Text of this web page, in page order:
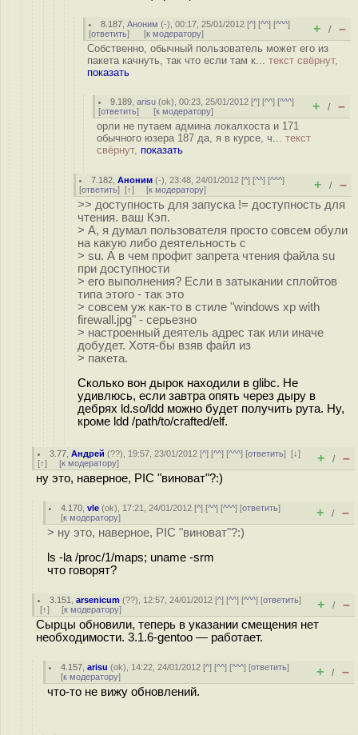
8.187 ,Аноним (-), 00:17, 25/01/2012 [^] [^^] [^^^]
[ответить] [к модератору] + / –
Собственно, обычный пользователь может его из
пакета качнуть, так что если там к... текст свёрнут,
показать
9.189 ,arisu (ok), 00:23, 25/01/2012 [^] [^^] [^^^]
[ответить] [к модератору] + / –
орли не путаем админа локалхоста и 171
обычного юзера 187 да, я в курсе, ч... текст
свёрнут, показать
7.182 ,Аноним (-), 23:48, 24/01/2012 [^] [^^] [^^^]
[ответить] [↑] [к модератору] + / –
>> доступность для запуска != доступность для
чтения. ваш Кэп.
> А, я думал пользователя просто совсем обули
на какую либо деятельность с
> su. А в чем профит запрета чтения файла su
при доступности
> его выполнения? Если в затыкании сплойтов
типа этого - так это
> совсем уж как-то в стиле "windows xp with
firewall.jpg" - серьезно
> настроенный деятель адрес так или иначе
добудет. Хотя-бы взяв файл из
> пакета.
Сколько вон дырок находили в glibc. Не
удивлюсь, если завтра опять через дыру в
дебрях ld.so/ldd можно будет получить рута. Ну,
кроме ldd /path/to/crafted/elf.
3.77 ,Андрей (??), 19:57, 23/01/2012 [^] [^^] [^^^] [ответить][↓]
[↑] [к модератору] + / –
ну это, наверное, PIC "виноват"?:)
4.170 ,vle (ok), 17:21, 24/01/2012 [^] [^^] [^^^] [ответить]
[к модератору] + / –
> ну это, наверное, PIC "виноват"?:)
ls -la /proc/1/maps; uname -srm
что говорят?
3.151 ,arsenicum (??), 12:57, 24/01/2012 [^] [^^] [^^^] [ответить]
[↑] [к модератору] + / –
Сырцы обновили, теперь в указании смещения нет
необходимости. 3.1.6-gentoo — работает.
4.157 ,arisu (ok), 14:22, 24/01/2012 [^] [^^] [^^^] [ответить]
[к модератору] + / –
что-то не вижу обновлений.